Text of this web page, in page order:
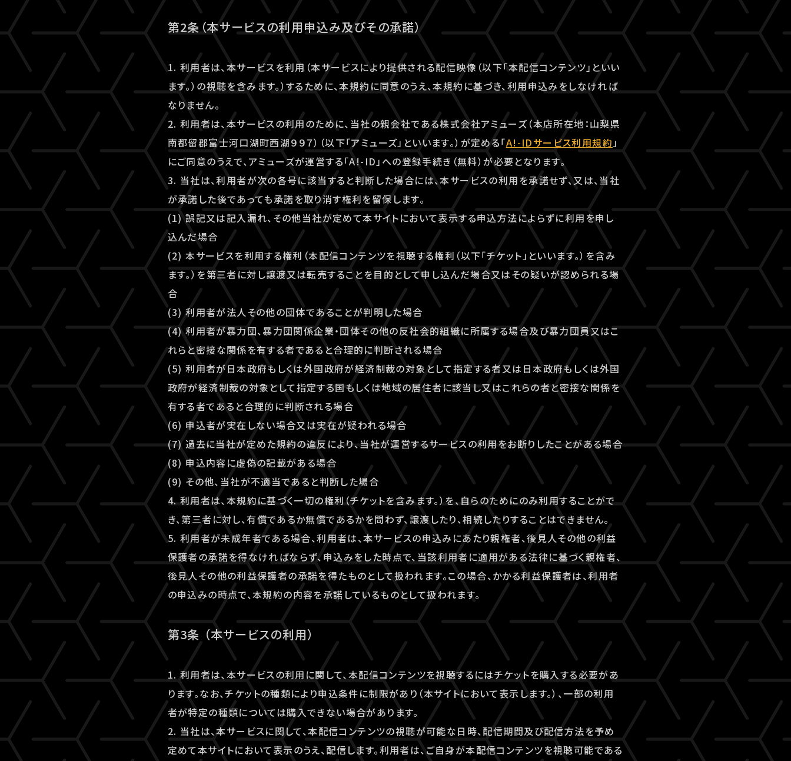
第2条（本サービスの利用申込み及びその承諾）
1. 利用者は、本サービスを利用（本サービスにより提供される配信映像（以下「本配信コンテンツ」といい
ます。）の視聴を含みます。）するために、本規約に同意のうえ、本規約に基づき、利用申込みをしなければ
なりません。
2. 利用者は、本サービスの利用のために、当社の親会社である株式会社アミューズ（本店所在地：山梨県
南都留郡富士河口湖町西湖９９７）（以下「アミューズ」といいます。）が定める「A!-IDサービス利用規約」
にご同意のうえで、アミューズが運営する「A!-ID」への登録手続き（無料）が必要となります。
3. 当社は、利用者が次の各号に該当すると判断した場合には、本サービスの利用を承諾せず、又は、当社
が承諾した後であっても承諾を取り消す権利を留保します。
(1) 誤記又は記入漏れ、その他当社が定めて本サイトにおいて表示する申込方法によらずに利用を申し
込んだ場合
(2) 本サービスを利用する権利（本配信コンテンツを視聴する権利（以下「チケット」といいます。）を含み
ます。）を第三者に対し譲渡又は転売することを目的として申し込んだ場合又はその疑いが認められる場
合
(3) 利用者が法人その他の団体であることが判明した場合
(4) 利用者が暴力団、暴力団関係企業・団体その他の反社会的組織に所属する場合及び暴力団員又はこ
れらと密接な関係を有する者であると合理的に判断される場合
(5) 利用者が日本政府もしくは外国政府が経済制裁の対象として指定する者又は日本政府もしくは外国
政府が経済制裁の対象として指定する国もしくは地域の居住者に該当し又はこれらの者と密接な関係を
有する者であると合理的に判断される場合
(6) 申込者が実在しない場合又は実在が疑われる場合
(7) 過去に当社が定めた規約の違反により、当社が運営するサービスの利用をお断りしたことがある場合
(8) 申込内容に虚偽の記載がある場合
(9) その他、当社が不適当であると判断した場合
4. 利用者は、本規約に基づく一切の権利（チケットを含みます。）を、自らのためにのみ利用することがで
き、第三者に対し、有償であるか無償であるかを問わず、譲渡したり、相続したりすることはできません。
5. 利用者が未成年者である場合、利用者は、本サービスの申込みにあたり親権者、後見人その他の利益
保護者の承諾を得なければならず、申込みをした時点で、当該利用者に適用がある法律に基づく親権者、
後見人その他の利益保護者の承諾を得たものとして扱われます。この場合、かかる利益保護者は、利用者
の申込みの時点で、本規約の内容を承諾しているものとして扱われます。
第3条 （本サービスの利用）
1. 利用者は、本サービスの利用に関して、本配信コンテンツを視聴するにはチケットを購入する必要があ
ります。なお、チケットの種類により申込条件に制限があり（本サイトにおいて表示します。）、一部の利用
者が特定の種類については購入できない場合があります。
2. 当社は、本サービスに関して、本配信コンテンツの視聴が可能な日時、配信期間及び配信方法を予め
定めて本サイトにおいて表示のうえ、配信します。利用者は、ご自身が本配信コンテンツを視聴可能である